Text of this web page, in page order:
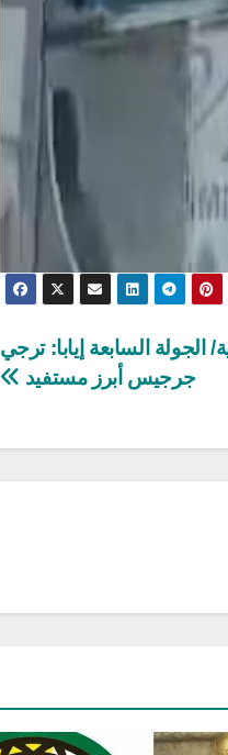
الجولة السابعة إيابا: ترجي
جرجيس أبرز مستفيد